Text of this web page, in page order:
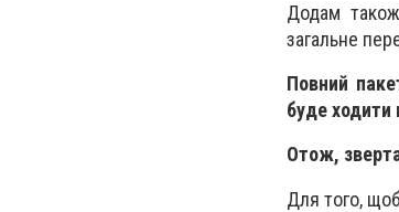
Додам
загальне
Повний
буде ходити
Отож,
Для того,